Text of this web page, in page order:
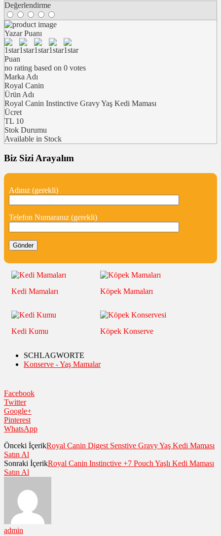
Değerlendirme
Yazar Puanı
Puan
no rating based on 0 votes
Marka Adı
Royal Canin
Ürün Adı
Royal Canin Instinctive Gravy Yaş Kedi Maması
Ücret
TL 10
Stok Durumu
Available in Stock
Biz Sizi Arayalım
Adınız (gerekli)
Telefon Numaranız (gerekli)
Kedi Mamaları Köpek Mamaları
Kedi Kumu Köpek Konserve
SCHLAGWORTE
Konserve - Yaş Mamalar
Facebook
Twitter
Google+
Pinterest
WhatsApp
Önceki İçerikRoyal Canin Digest Senstive Gravy Yaş Kedi Maması
Satın Al
Sonraki İçerikRoyal Canin Instinctive +7 Pouch Yaşlı Kedi Maması
Satın Al
admin